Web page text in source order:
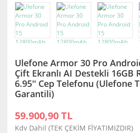
Ulefone Armor 30 Pro
Çift Ekranlı AI Destekli 16GB
6.95'' Cep Telefonu (Ulefone
Garantili)
59.900,90 TL
Kdv Dahil (TEK ÇEKİM FİYATIMIZDIR)